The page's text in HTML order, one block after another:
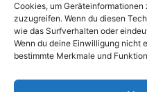
Cookies, um
zuzugreifen. Wenn du diesen
wie das Surfverhalten oder
Wenn du deine Einwilligung nicht
bestimmte Merkmale und
Kitchen/Küche
Lifestyle
Recipes/Rezepte
Technology/Technik